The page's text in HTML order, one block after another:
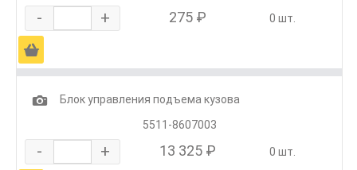
- + 275 ₽ 0 шт.
Ä
1
Блок управления подъема кузова
5511-8607003
- + 13 325 ₽ 0 шт.